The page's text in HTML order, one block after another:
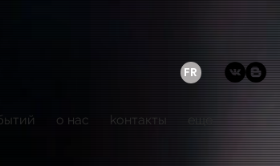
о нас kонтакты еще
FR